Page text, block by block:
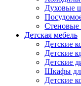
Духовые
Стеновые
Детская мебель
Детские
Детские
Детские
Шкафы
Детские